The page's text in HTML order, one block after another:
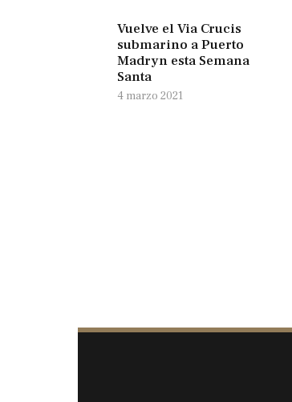
Vuelve el Via Crucis
submarino a Puerto
Madryn esta Semana
Santa
4 marzo 2021